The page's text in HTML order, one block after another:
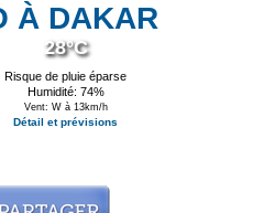
À DAKAR
28°C
Risque de pluie éparse
Humidité: 74%
Vent: W à 13km/h
Détail et prévisions